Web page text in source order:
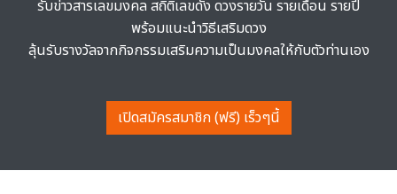
รับข่าวสารเลขมงคล สถิติเลขดัง ดวงรายวัน รายเดือน รายปี
พร้อมแนะนำวิธีเสริมดวง
ลุ้นรับรางวัลจากกิจกรรมเสริมความเป็นมงคลให้กับตัวท่านเอง
เปิดสมัครสมาชิก (ฟรี) เร็วๆนี้